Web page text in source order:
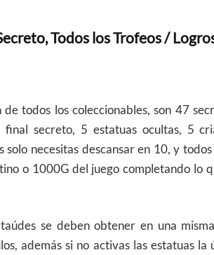
Todos los Trofeos /
todos los coleccionables, son 47
secreto, 5 estatuas ocultas, 5
solo necesitas descansar en 10, y
o 1000G del juego completando lo
se deben obtener en una
además si no activas las estatuas